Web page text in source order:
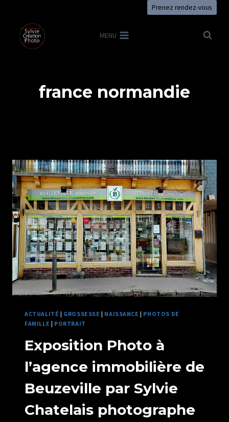
contenu
Prenez rendez-vous
MENU
france normandie
ACTUALITÉ | GROSSESSE | NAISSANCE | PHOTOS DE
FAMILLE | PORTRAIT
Exposition Photo à
l’agence immobilière de
Beuzeville par Sylvie
Chatelais photographe